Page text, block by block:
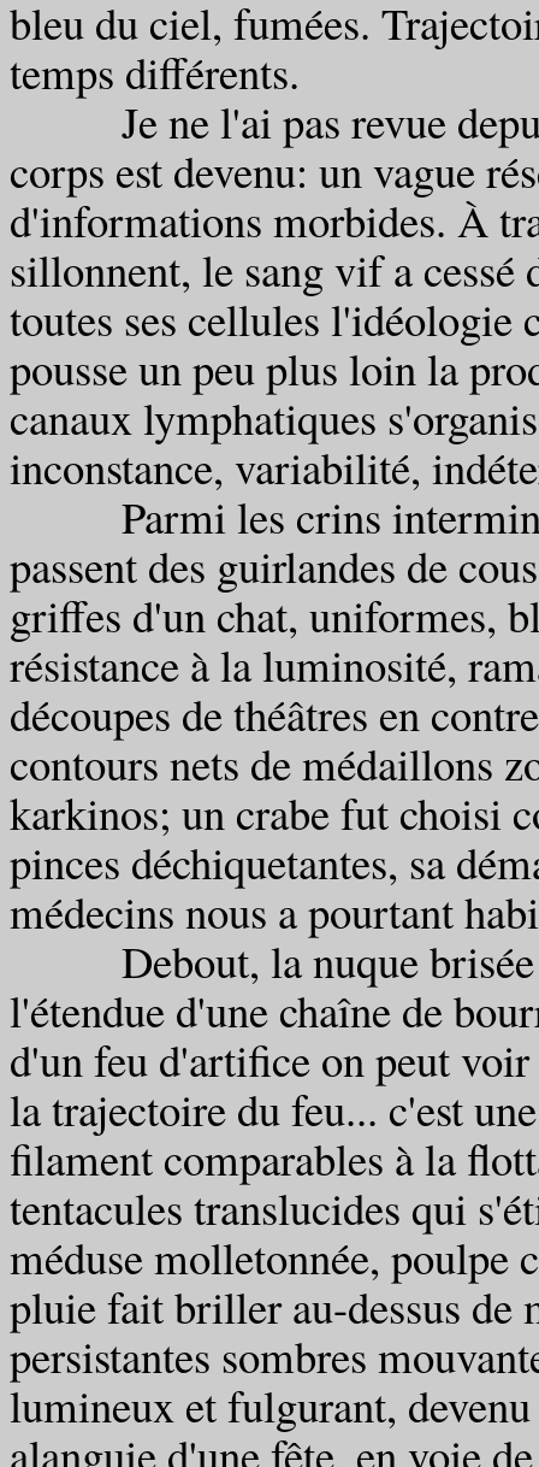
bleu du ciel, fumées.
temps différents.
Je ne l'ai pas revue
corps est devenu: un vague
d'informations morbides. À
sillonnent, le sang vif a
toutes ses cellules l'idéologie
pousse un peu plus loin la
canaux lymphatiques
inconstance, variabilité,
Parmi les crins
passent des guirlandes de
griffes d'un chat, uniformes,
résistance à la luminosité,
découpes de théâtres en
contours nets de médaillons
karkinos; un crabe fut choisi
pinces déchiquetantes, sa
médecins nous a pourtant
Debout, la nuque brisée
l'étendue d'une chaîne de
d'un feu d'artifice on peut
la trajectoire du feu... c'est
filament comparables à la
tentacules translucides qui
méduse molletonnée, poulpe
pluie fait briller au-dessus de
persistantes sombres
lumineux et fulgurant,
alanguie d'une fête, en voie